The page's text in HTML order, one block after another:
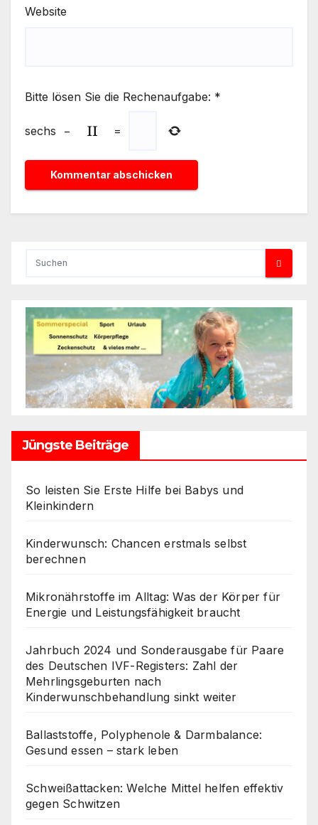
Website
Bitte lösen Sie die Rechenaufgabe: *
sechs − =
Jüngste Beiträge
So leisten Sie Erste Hilfe bei Babys und
Kleinkindern
Kinderwunsch: Chancen erstmals selbst
berechnen
Mikronährstoffe im Alltag: Was der Körper für
Energie und Leistungsfähigkeit braucht
Jahrbuch 2024 und Sonderausgabe für Paare
des Deutschen IVF-Registers: Zahl der
Mehrlingsgeburten nach
Kinderwunschbehandlung sinkt weiter
Ballaststoffe, Polyphenole & Darmbalance:
Gesund essen – stark leben
Schweißattacken: Welche Mittel helfen effektiv
gegen Schwitzen